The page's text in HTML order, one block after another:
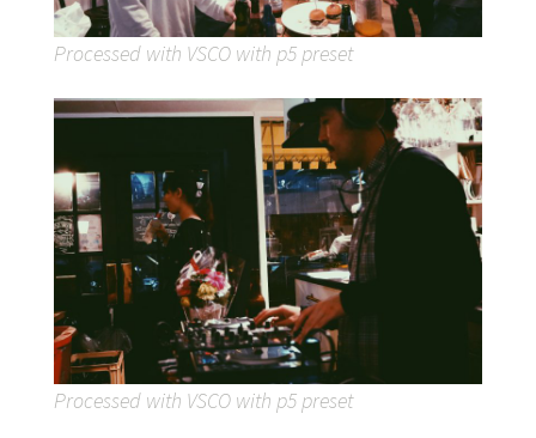
Processed with VSCO with p5 preset
Processed with VSCO with p5 preset